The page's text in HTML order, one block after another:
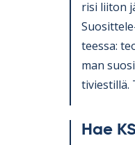
risi lii­ton
teessa:
man
ti­vies­tillä.
Hae